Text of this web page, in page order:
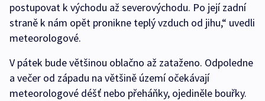
postupovat k východu až severovýchodu. Po její zadní
straně k nám opět pronikne teplý vzduch od jihu,“ uvedli
meteorologové.
V pátek bude většinou oblačno až zataženo. Odpoledne
a večer od západu na většině území očekávají
meteorologové déšť nebo přeháňky, ojediněle bouřky.